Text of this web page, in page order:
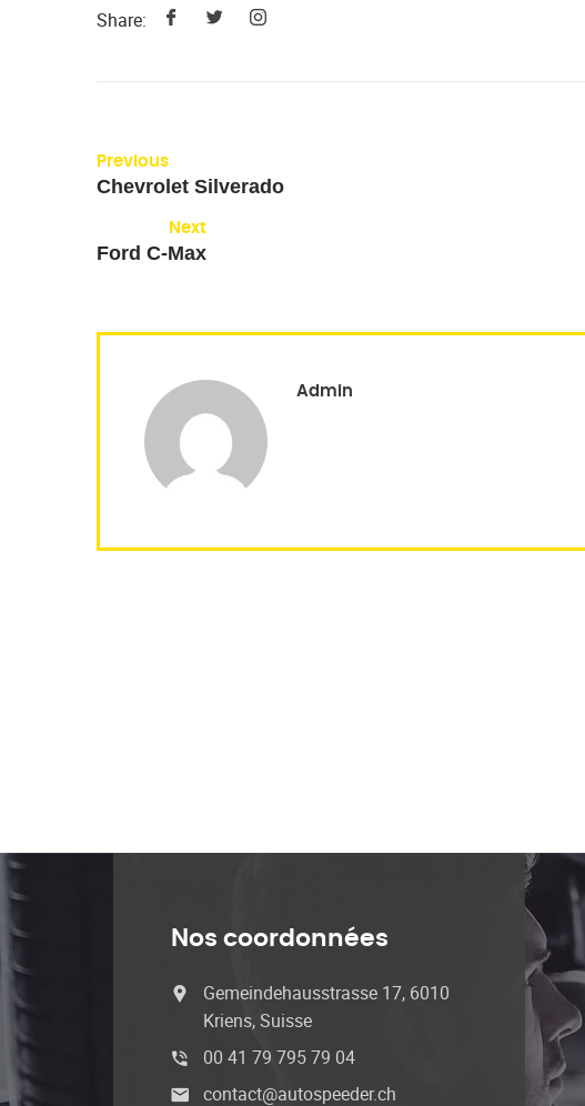
Share:
Previous
Chevrolet Silverado
Next
Ford C-Max
Admin
Nos coordonnées
Gemeindehausstrasse 17, 6010
Kriens, Suisse
00 41 79 795 79 04
contact@autospeeder.ch